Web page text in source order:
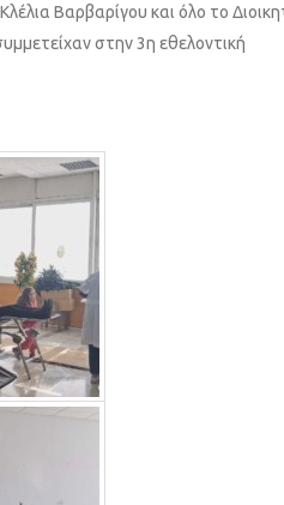
Βαρβαρίγου και όλο το
στην 3η εθελοντική